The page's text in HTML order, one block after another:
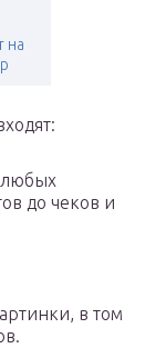
на
любых
до чеков и
в том